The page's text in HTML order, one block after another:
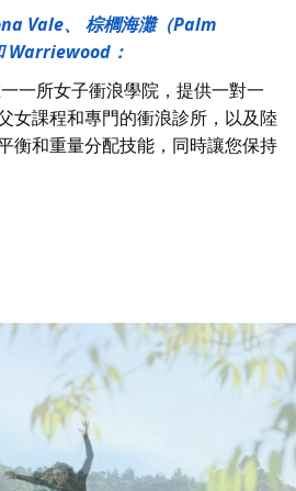
Vale、 棕櫚海灘（Palm
Warriewood：
一所女子衝浪學院， 提供一對一
女課程和專門的衝浪診所，以及陸
衡和重量分配技能，同時讓您保持